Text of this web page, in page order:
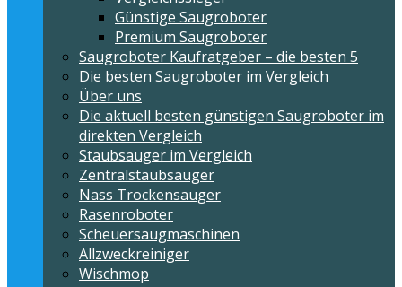
Günstige Saugroboter
Premium Saugroboter
Saugroboter Kaufratgeber – die besten 5
Die besten Saugroboter im Vergleich
Über uns
Die aktuell besten günstigen Saugroboter im
direkten Vergleich
Staubsauger im Vergleich
Zentralstaubsauger
Nass Trockensauger
Rasenroboter
Scheuersaugmaschinen
Allzweckreiniger
Wischmop